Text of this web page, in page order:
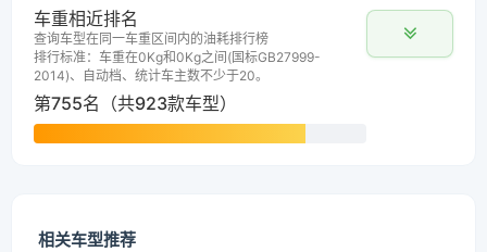
车重相近排名
查询车型在同一车重区间内的油耗排行榜
排行标准：车重在0Kg和0Kg之间(国标GB27999-
2014)、自动档、统计车主数不少于20。
第755名（共923款车型）
相关车型推荐